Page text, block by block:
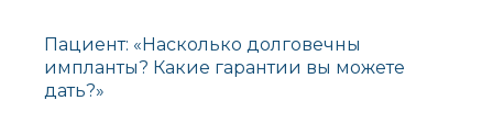
Пациент: «Насколько долговечны
импланты? Какие гарантии вы можете
дать?»